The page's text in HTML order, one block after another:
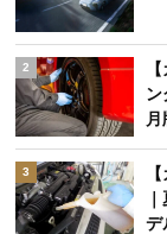
2
ン
月
3
デ